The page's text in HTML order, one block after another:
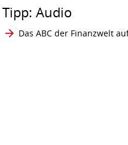
Tipp: Audio
Das ABC der Finanzwelt